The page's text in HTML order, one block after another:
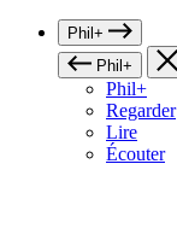
Phil+
Phil+
Phil+
Regarder
Lire
Écouter